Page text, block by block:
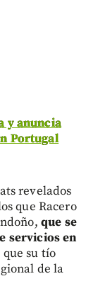
y anuncia
Portugal
revelados
que Racero
que se
servicios en
su tío
de la